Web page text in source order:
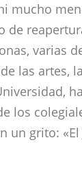
mucho
de
varias
las artes,
los
un grito: